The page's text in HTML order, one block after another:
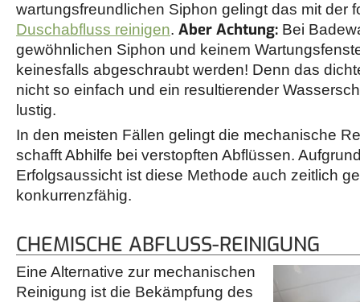
wartungsfreundlichen Siphon gelingt das mit der
Duschabfluss reinigen. Aber Achtung: Bei
gewöhnlichen Siphon und keinem
keinesfalls abgeschraubt werden! Denn das
nicht so einfach und ein resultierender
lustig.
In den meisten Fällen gelingt die mechanische
schafft Abhilfe bei verstopften Abflüssen.
Erfolgsaussicht ist diese Methode auch zeitlich
konkurrenzfähig.
CHEMISCHE ABFLUSS-REINIGUNG
Eine Alternative zur mechanischen
Reinigung ist die Bekämpfung des